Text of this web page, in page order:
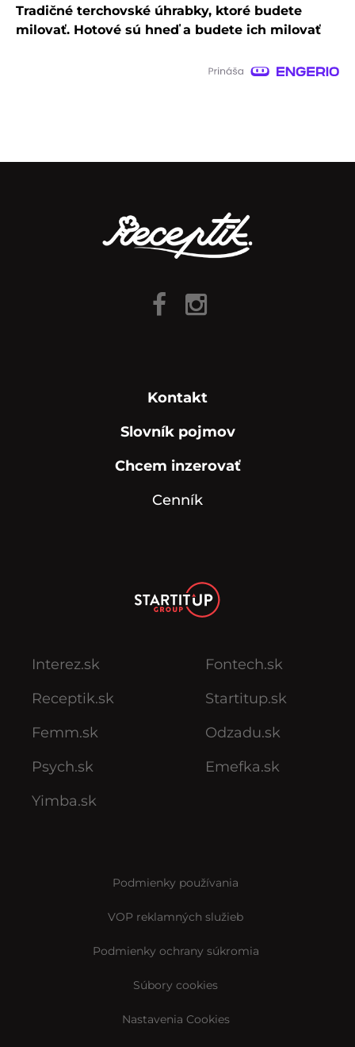
Tradičné terchovské úhrabky, ktoré budete
milovať. Hotové sú hneď a budete ich milovať
Kontakt
Slovník pojmov
Chcem inzerovať
Cenník
Interez.sk
Receptik.sk
Femm.sk
Psych.sk
Yimba.sk
Fontech.sk
Startitup.sk
Odzadu.sk
Emefka.sk
Podmienky používania
VOP reklamných služieb
Podmienky ochrany súkromia
Súbory cookies
Nastavenia Cookies